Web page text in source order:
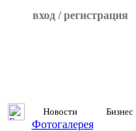
вход / регистрация
Новости Бизнес
Фотогалерея